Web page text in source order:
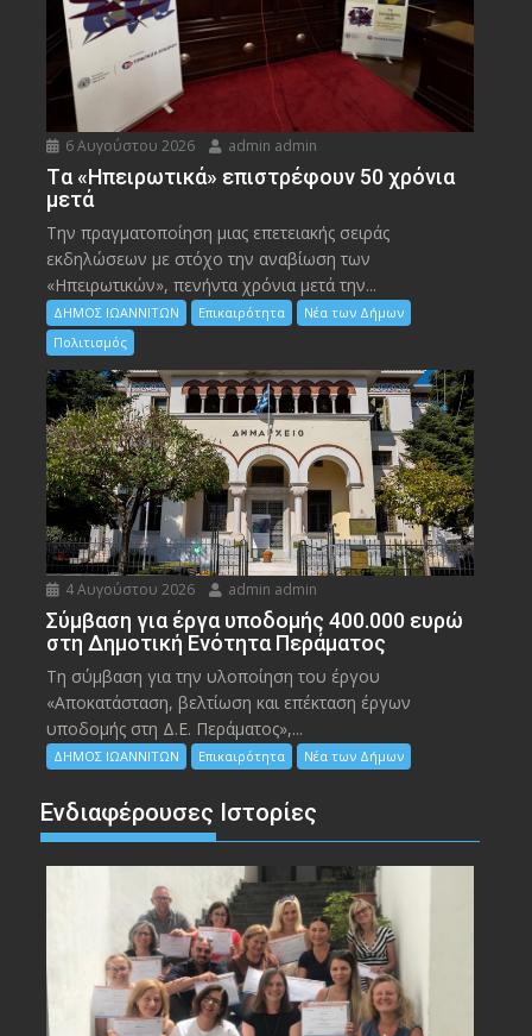
6 Αυγούστου 2026 admin admin
Tα «Ηπειρωτικά» επιστρέφουν 50 χρόνια
μετά
Την πραγματοποίηση μιας επετειακής σειράς
εκδηλώσεων με στόχο την αναβίωση των
«Ηπειρωτικών», πενήντα χρόνια μετά την...
ΔΗΜΟΣ ΙΩΑΝΝΙΤΩΝ Επικαιρότητα
Νέα των Δήμων
Πολιτισμός
4 Αυγούστου 2026 admin admin
Σύμβαση για έργα υποδομής 400.000 ευρώ
στη Δημοτική Ενότητα Περάματος
Τη σύμβαση για την υλοποίηση του έργου
«Αποκατάσταση, βελτίωση και επέκταση έργων
υποδομής στη Δ.Ε. Περάματος»,...
ΔΗΜΟΣ ΙΩΑΝΝΙΤΩΝ Επικαιρότητα Νέα των Δήμων
Ενδιαφέρουσες Ιστορίες